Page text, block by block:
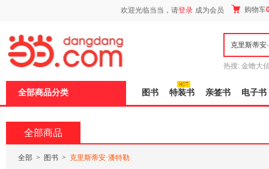
欢迎光临当当，请登录 成为会员 购物车
热搜: 金蟾大
全部商品分类 图书 特装书 亲签书 电子书
全部商品
全部 > 图书 > 克里斯蒂安·潘特勒
页
加